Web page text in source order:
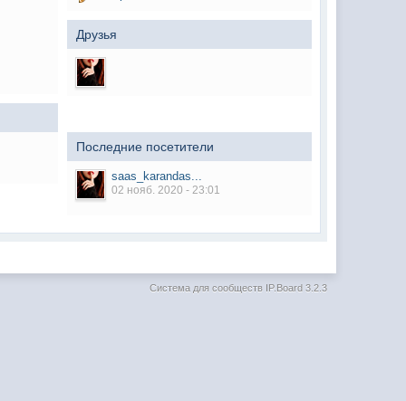
Друзья
Последние посетители
saas_karandas...
02 нояб. 2020 - 23:01
Система для сообществ IP.Board 3.2.3